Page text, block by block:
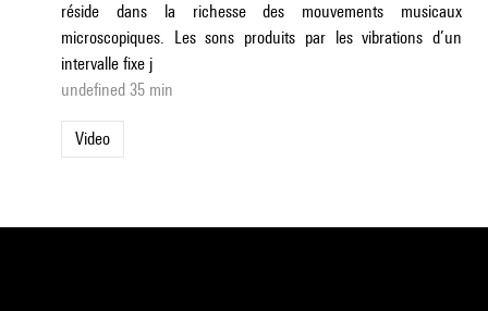
réside dans la richesse des mouvements musicaux
microscopiques. Les sons produits par les vibrations d’un
intervalle fixe j
undefined 35 min
Video